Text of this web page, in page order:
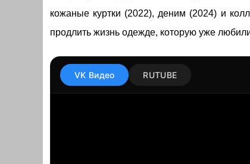
кожаные куртки (2022), деним (2024) и
продлить жизнь одежде, которую уже
VK Видео RUTUBE